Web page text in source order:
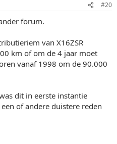
#20
forum.
van X16ZSR
km of om de 4 jaar moet
vanaf 1998 om de 90.000
dit in eerste instantie
of andere duistere reden